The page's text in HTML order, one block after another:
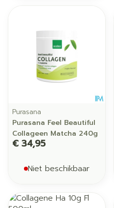
Purasana
Purasana Feel Beautiful
Collageen Matcha 240g
€ 34,95
Niet beschikbaar